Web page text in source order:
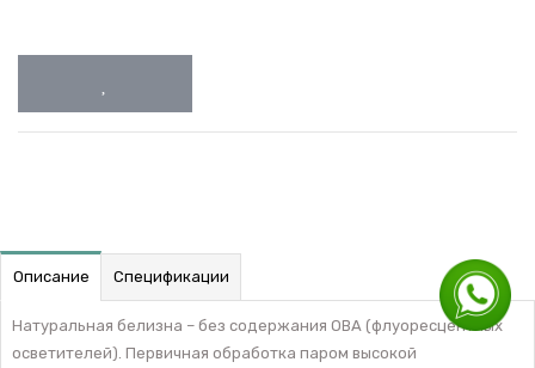
Описание Спецификации
Натуральная белизна – без содержания ОВА (флуоресцентных
осветителей). Первичная обработка паром высокой